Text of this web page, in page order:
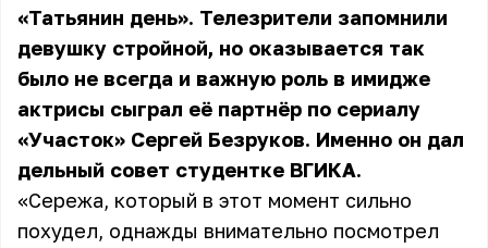
«Татьянин день». Телезрители запомнили
девушку стройной, но оказывается так
было не всегда и важную роль в имидже
актрисы сыграл её партнёр по сериалу
«Участок» Сергей Безруков. Именно он дал
дельный совет студентке ВГИКА.
«Сережа, который в этот момент сильно
похудел, однажды внимательно посмотрел